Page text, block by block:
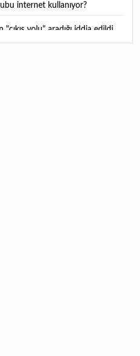
internet kullanıyor?
"çıkış yolu" aradığı iddia edildi